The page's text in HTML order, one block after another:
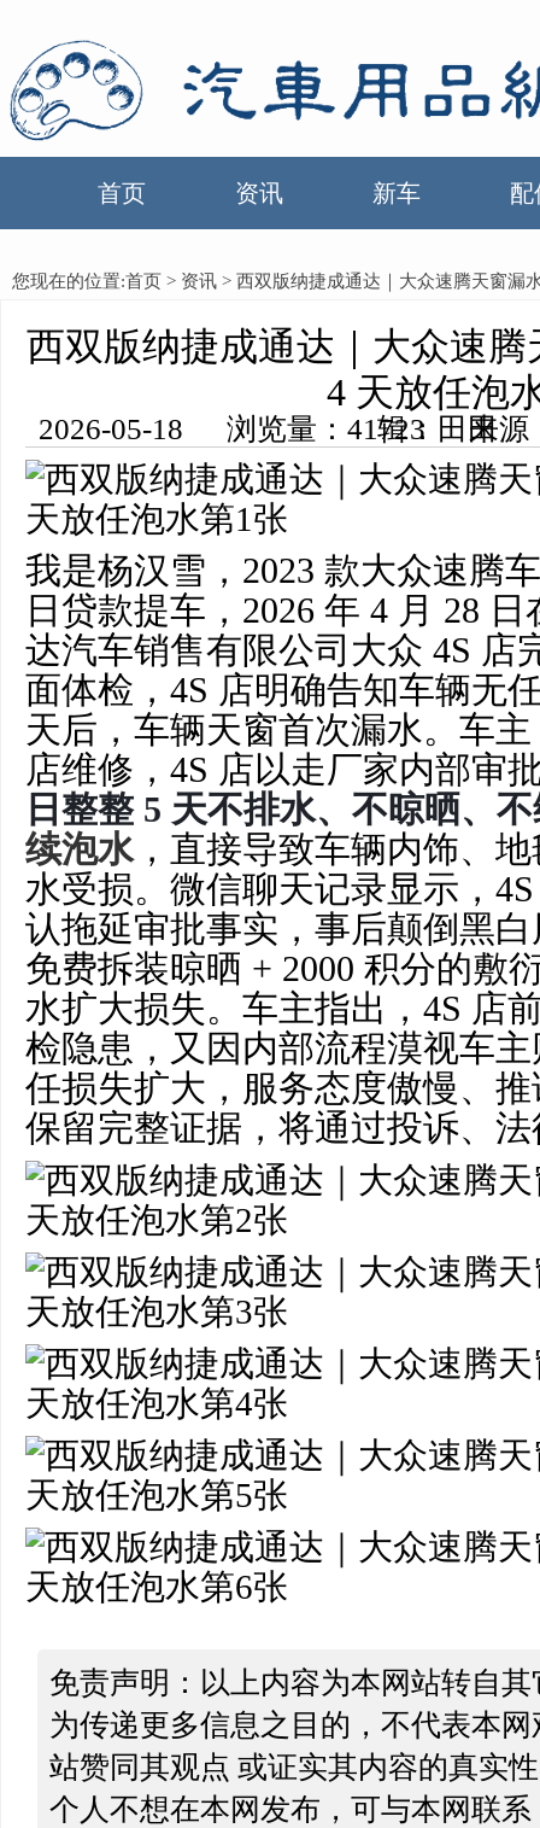
首页 资讯 新车 配
您现在的位置:首页 > 资讯 > 西双版纳捷成通达｜大众速腾天窗漏
西双版纳捷成通达｜大众速腾
4 天放任泡
2026-05-18 浏览量：41723 来源：中国汽车用品网 编辑：田田
我是杨汉雪， 2023 款大众速腾
日贷款提车，2026 年 4 月 28
达汽车销售有限公司大众 4S 店
面体检，4S 店明确告知车辆无
天后，车辆天窗首次漏水。车
店维修，4S 店以走厂家内部审
日整整 5 天不排水、不晾晒、
续泡水，直接导致车辆内饰、
水受损。微信聊天记录显示，
认拖延审批事实，事后颠倒黑
免费拆装晾晒 + 2000 积分的敷
水扩大损失。车主指出，4S 店
检隐患，又因内部流程漠视车
任损失扩大，服务态度傲慢、
保留完整证据，将通过投诉、
免责声明：以上内容为本网站转自
为传递更多信息之目的，不代表本
站赞同其观点 或证实其内容的真实
个人不想在本网发布，可与本网联